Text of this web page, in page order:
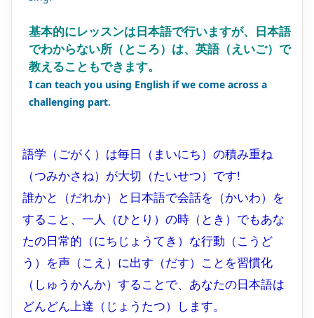
基本的にレッスンは日本語で行いますが、日本語
でわからない所（ところ）は、英語（えいご）で
教えることもできます。
I can teach you using English if we come across a
challenging part.
語学（ごがく）は毎日（まいにち）の積み重ね
（つみかさね）が大切（たいせつ）です!
誰かと（だれか）と日本語で会話を（かいわ）を
すること、一人（ひとり）の時（とき）でもあな
たの日常的（にちじょうてき）な行動（こうど
う）を声（こえ）に出す（だす）ことを習慣化
（しゅうかんか）することで、あなたの日本語は
どんどん上達（じょうたつ）します。